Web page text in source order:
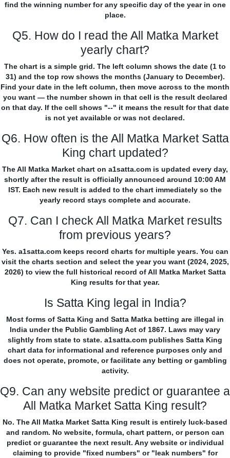
find the winning number for any specific day of the year in one
place.
Q5. How do I read the All Matka Market
yearly chart?
The chart is a simple grid. The left column shows the date (1 to
31) and the top row shows the months (January to December).
Find your date in the left column, then move across to the month
you want — the number shown in that cell is the result declared
on that day. If the cell shows "--" it means the result for that date
is not yet available or was not declared.
Q6. How often is the All Matka Market Satta
King chart updated?
The All Matka Market chart on a1satta.com is updated every day,
shortly after the result is officially announced around 10:00 AM
IST. Each new result is added to the chart immediately so the
yearly record stays complete and accurate.
Q7. Can I check All Matka Market results
from previous years?
Yes. a1satta.com keeps record charts for multiple years. You can
visit the charts section and select the year you want (2024, 2025,
2026) to view the full historical record of All Matka Market Satta
King results for that year.
Is Satta King legal in India?
Most forms of Satta King and Satta Matka betting are illegal in
India under the Public Gambling Act of 1867. Laws may vary
slightly from state to state. a1satta.com publishes Satta King
chart data for informational and reference purposes only and
does not operate, promote, or facilitate any betting or gambling
activity.
Q9. Can any website predict or guarantee a
All Matka Market Satta King result?
No. The All Matka Market Satta King result is entirely luck-based
and random. No website, formula, chart pattern, or person can
predict or guarantee the next result. Any website or individual
claiming to provide "fixed numbers" or "leak numbers" for